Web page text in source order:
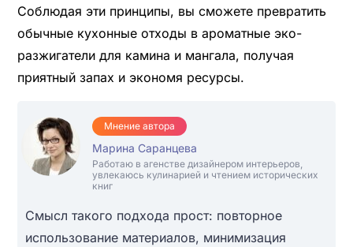
Соблюдая эти принципы, вы сможете превратить
обычные кухонные отходы в ароматные эко-
разжигатели для камина и мангала, получая
приятный запах и экономя ресурсы.
Мнение автора
Марина Саранцева
Работаю в агенстве дизайнером интерьеров,
увлекаюсь кулинарией и чтением исторических
книг
Смысл такого подхода прост: повторное
использование материалов, минимизация